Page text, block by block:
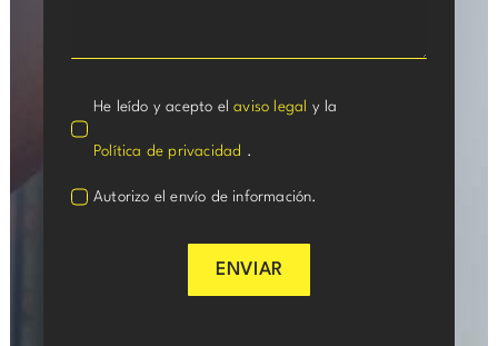
He leído y acepto elaviso legal y la
Política de privacidad .
Autorizo el envío de información.
ENVIAR